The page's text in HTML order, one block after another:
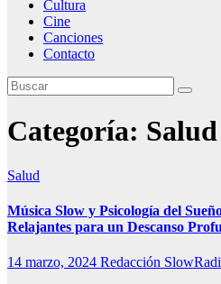
Cultura
Cine
Canciones
Contacto
Categoría: Salud
Salud
Música Slow y Psicología del
Relajantes para un Descanso
14 marzo, 2024 Redacción